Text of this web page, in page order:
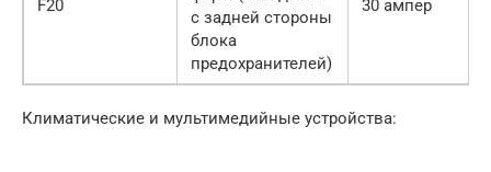
F20
с задней стороны
блока
предохранителей)
30 ампер
Климатические и мультимедийные устройства: